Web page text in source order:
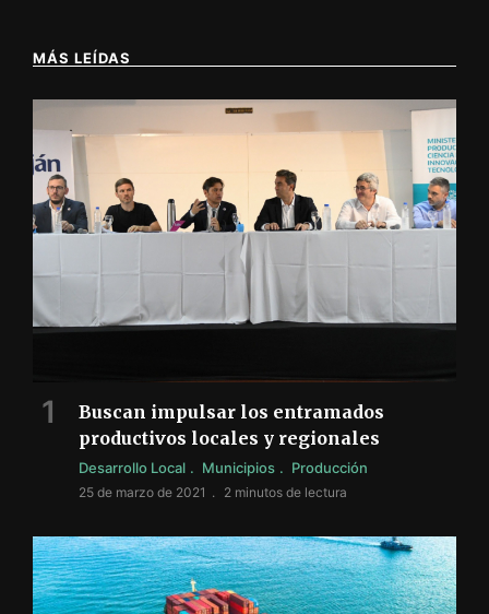
MÁS LEÍDAS
Buscan impulsar los entramados
productivos locales y regionales
Desarrollo Local Municipios Producción
25 de marzo de 2021 2 minutos de lectura